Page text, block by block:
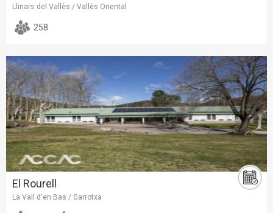
Llinars del Vallès / Vallès Oriental
258
El Rourell
La Vall d'en Bas / Garrotxa